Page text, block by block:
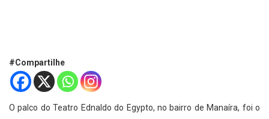
#Compartilhe
O palco do Teatro Ednaldo do Egypto, no bairro de Manaíra, foi o